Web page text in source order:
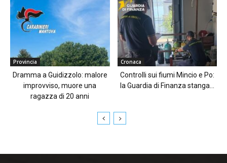
Provincia
Dramma a Guidizzolo: malore
improvviso, muore una
ragazza di 20 anni
Cronaca
Controlli sui fiumi Mincio e Po:
la Guardia di Finanza stanga...